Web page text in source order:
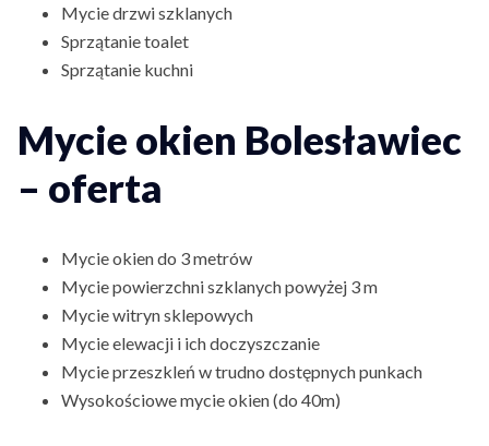
Mycie drzwi szklanych
Sprzątanie toalet
Sprzątanie kuchni
Mycie okien Bolesławiec
– oferta
Mycie okien do 3 metrów
Mycie powierzchni szklanych powyżej 3 m
Mycie witryn sklepowych
Mycie elewacji i ich doczyszczanie
Mycie przeszkleń w trudno dostępnych punkach
Wysokościowe mycie okien (do 40m)